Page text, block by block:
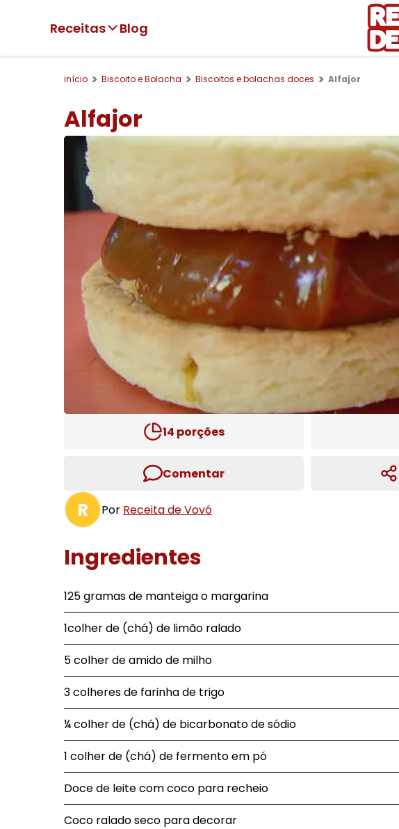
Receitas Blog
início Biscoito e Bolacha Biscoitos e bolachas doces Alfajor
Alfajor
14 porções
Comentar
R Por Receita de Vovó
Ingredientes
125 gramas de manteiga o margarina
1colher de (chá) de limão ralado
5 colher de amido de milho
3 colheres de farinha de trigo
¼ colher de (chá) de bicarbonato de sódio
1 colher de (chá) de fermento em pó
Doce de leite com coco para recheio
Coco ralado seco para decorar